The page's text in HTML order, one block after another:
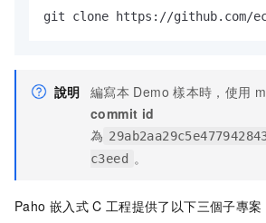
git clone https://github.com/
說明 編寫本 Demo 樣本時，使用
commit id
為
c3eed 。
Paho 嵌入式 C 工程提供了以下三個子專案